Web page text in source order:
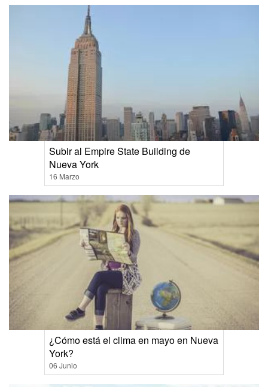
Subir al Empire State Building de
Nueva York
16 Marzo
¿Cómo está el clima en mayo en Nueva
York?
06 Junio